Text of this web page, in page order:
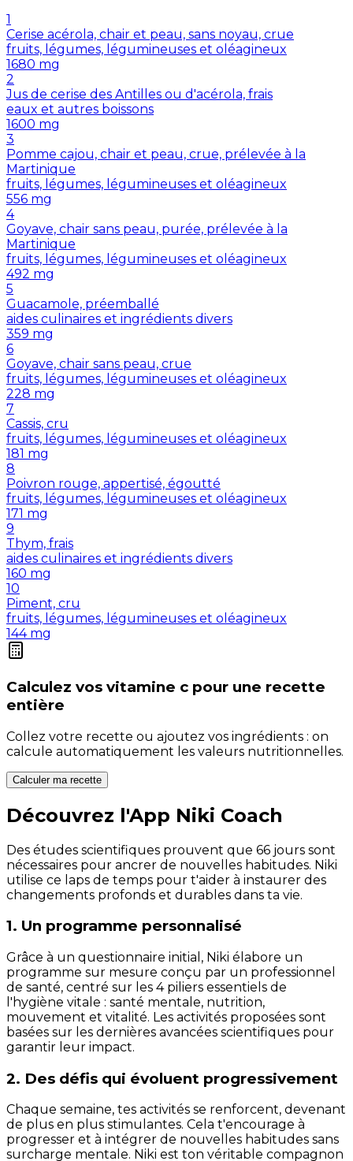
1
Cerise acérola, chair et peau, sans noyau, crue
fruits, légumes, légumineuses et oléagineux
1680 mg
2
Jus de cerise des Antilles ou d'acérola, frais
eaux et autres boissons
1600 mg
3
Pomme cajou, chair et peau, crue, prélevée à la
Martinique
fruits, légumes, légumineuses et oléagineux
556 mg
4
Goyave, chair sans peau, purée, prélevée à la
Martinique
fruits, légumes, légumineuses et oléagineux
492 mg
5
Guacamole, préemballé
aides culinaires et ingrédients divers
359 mg
6
Goyave, chair sans peau, crue
fruits, légumes, légumineuses et oléagineux
228 mg
7
Cassis, cru
fruits, légumes, légumineuses et oléagineux
181 mg
8
Poivron rouge, appertisé, égoutté
fruits, légumes, légumineuses et oléagineux
171 mg
9
Thym, frais
aides culinaires et ingrédients divers
160 mg
10
Piment, cru
fruits, légumes, légumineuses et oléagineux
144 mg
Calculez vos vitamine c pour une recette
entière
Collez votre recette ou ajoutez vos ingrédients : on
calcule automatiquement les valeurs nutritionnelles.
Calculer ma recette
Découvrez l'App Niki Coach
Des études scientifiques prouvent que 66 jours sont
nécessaires pour ancrer de nouvelles habitudes. Niki
utilise ce laps de temps pour t'aider à instaurer des
changements profonds et durables dans ta vie.
1. Un programme personnalisé
Grâce à un questionnaire initial, Niki élabore un
programme sur mesure conçu par un professionnel
de santé, centré sur les 4 piliers essentiels de
l'hygiène vitale : santé mentale, nutrition,
mouvement et vitalité. Les activités proposées sont
basées sur les dernières avancées scientifiques pour
garantir leur impact.
2. Des défis qui évoluent progressivement
Chaque semaine, tes activités se renforcent, devenant
de plus en plus stimulantes. Cela t'encourage à
progresser et à intégrer de nouvelles habitudes sans
surcharge mentale. Niki est ton véritable compagnon